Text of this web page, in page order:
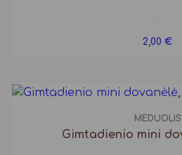
2,00 €
MEDUOLIS
Gimtadienio mini